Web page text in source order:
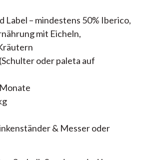
Label – mindestens 50% Iberico,
mit Eicheln,
oder paleta auf
& Messer oder